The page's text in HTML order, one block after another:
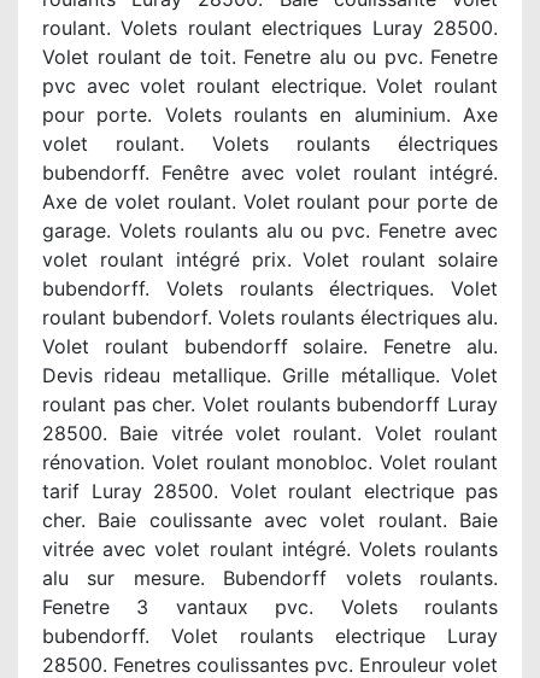
roulant. Volets roulant electriques Luray 28500.
Volet roulant de toit. Fenetre alu ou pvc. Fenetre
pvc avec volet roulant electrique. Volet roulant
pour porte. Volets roulants en aluminium. Axe
volet roulant. Volets roulants électriques
bubendorff. Fenêtre avec volet roulant intégré.
Axe de volet roulant. Volet roulant pour porte de
garage. Volets roulants alu ou pvc. Fenetre avec
volet roulant intégré prix. Volet roulant solaire
bubendorff. Volets roulants électriques. Volet
roulant bubendorf. Volets roulants électriques alu.
Volet roulant bubendorff solaire. Fenetre alu.
Devis rideau metallique. Grille métallique. Volet
roulant pas cher. Volet roulants bubendorff Luray
28500. Baie vitrée volet roulant. Volet roulant
rénovation. Volet roulant monobloc. Volet roulant
tarif Luray 28500. Volet roulant electrique pas
cher. Baie coulissante avec volet roulant. Baie
vitrée avec volet roulant intégré. Volets roulants
alu sur mesure. Bubendorff volets roulants.
Fenetre 3 vantaux pvc. Volets roulants
bubendorff. Volet roulants electrique Luray
28500. Fenetres coulissantes pvc. Enrouleur volet